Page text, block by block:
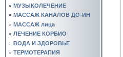
МУЗЫКОЛЕЧЕНИЕ
МАССАЖ КАНАЛОВ ДО-ИН
МАССАЖ лица
ЛЕЧЕНИЕ КОРБИО
ВОДА И ЗДОРОВЬЕ
ТЕРМОТЕРАПИЯ